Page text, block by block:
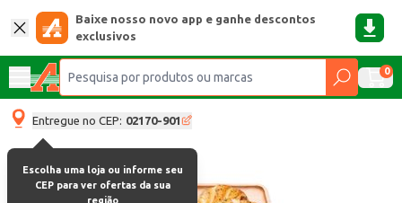
Baixe nosso novo app e ganhe descontos
exclusivos
0
Entregue no CEP: 02170-901
Escolha uma loja ou informe seu
CEP para ver ofertas da sua
região